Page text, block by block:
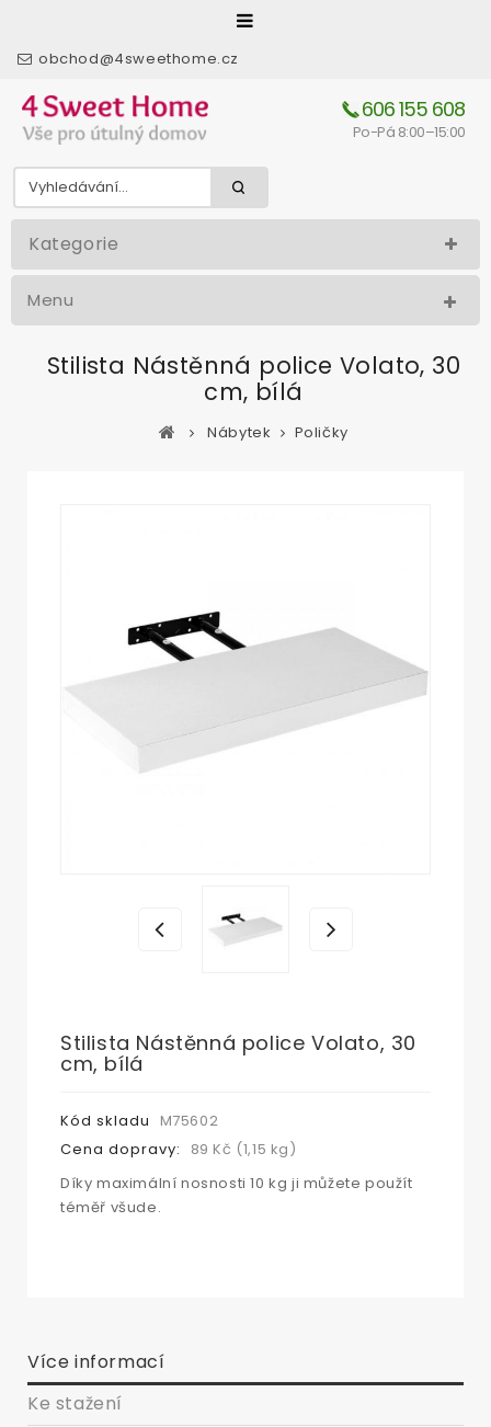
obchod@4sweethome.cz
606 155 608
Po-Pá 8:00–15:00
Kategorie
Menu
Stilista Nástěnná police Volato, 30
cm, bílá
Nábytek Poličky
Stilista Nástěnná police Volato, 30
cm, bílá
Kód skladu
M75602
Cena dopravy:
89 Kč (1,15 kg)
Díky maximální nosnosti 10 kg ji můžete použít
téměř všude.
Více informací
Ke stažení